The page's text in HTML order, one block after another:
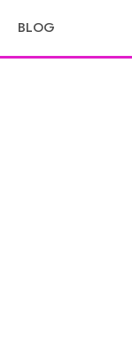
BLOG